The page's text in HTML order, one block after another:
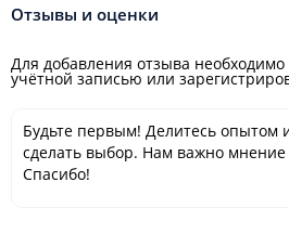
Отзывы и оценки
Для добавления отзыва необходимо
учётной записью или
Будьте первым! Делитесь опытом
сделать выбор. Нам важно мнение
Спасибо!